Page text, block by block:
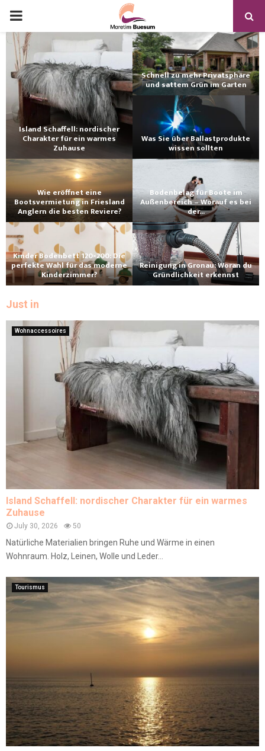
Island Schaffell: nordischer
Charakter für ein warmes
Zuhause
Wie eröffnet eine
Bootsvermietung in Friesland
Anglern die besten Reviere?
Schnell zu mehr Privatsphäre
und sattem Grün im Garten
Was Sie über Ballastprodukte
wissen sollten
Bodenbelag für Boote im
Außenbereich – Worauf es bei
der...
Kinder Bodenbett 120×200: Die
perfekte Wahl für das moderne
Kinderzimmer?
Reinigung in Gronau: Woran du
Gründlichkeit erkennst
Just in
Wohnaccessoires
Island Schaffell: nordischer Charakter für ein warmes
Zuhause
July 30, 2026 50
Natürliche Materialien bringen Ruhe und Wärme in einen
Wohnraum. Holz, Leinen, Wolle und Leder...
Tourismus